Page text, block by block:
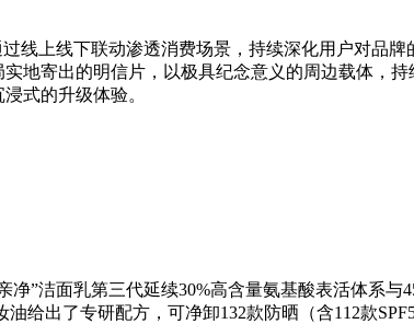
线上线下联动渗透消费场景，持续深化用户对品
地寄出的明信片，以极具纪念意义的周边载体，
式的升级体验。
”洁面乳第三代延续30%高含量氨基酸表活体系
给出了专研配方，可净卸132款防晒（含112款